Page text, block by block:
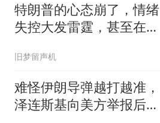
特朗普的心态崩了，情绪
失控大发雷霆，甚至在白
旧梦留声机
难怪伊朗导弹越打越准，
泽连斯基向美方举报后，